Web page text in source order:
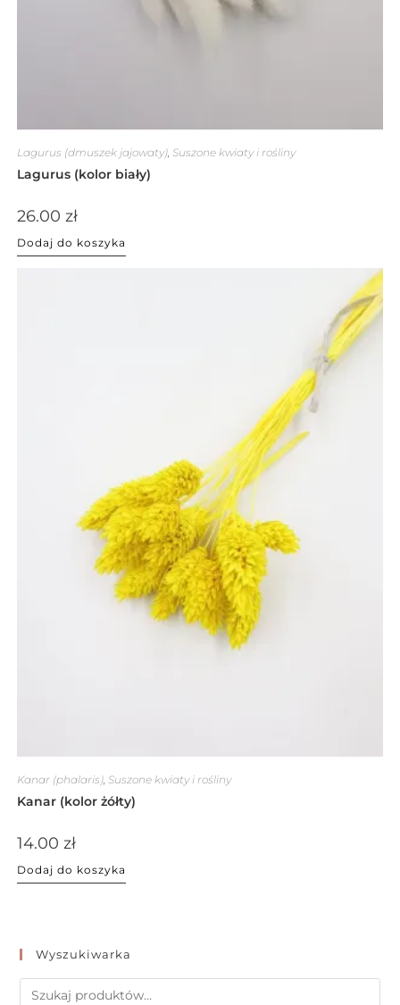
Lagurus (dmuszek jajowaty), Suszone kwiaty i rośliny
Lagurus (kolor biały)
26.00 zł
Dodaj do koszyka
Kanar (phalaris), Suszone kwiaty i rośliny
Kanar (kolor żółty)
14.00 zł
Dodaj do koszyka
Wyszukiwarka